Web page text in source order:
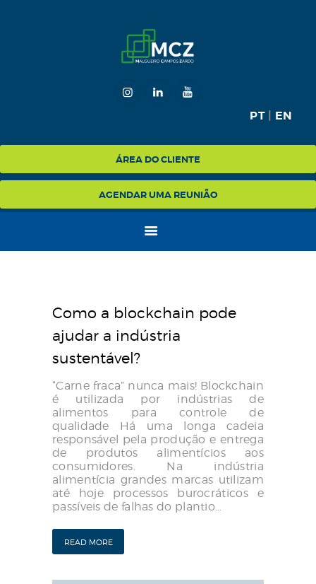
PT| EN
ÁREA DO CLIENTE
AGENDAR UMA REUNIÃO
NA MÍDIA
BLOG
CONTATO
Como a blockchain pode
ajudar a indústria
sustentável?
“Carne fraca” nunca mais! Blockchain
é utilizada por indústrias de
alimentos para controle de
qualidade Há uma longa cadeia
responsável pela produção e entrega
de produtos alimentícios aos
consumidores. Na indústria
alimentícia grandes marcas utilizam
até hoje processos burocráticos e
passíveis de falhas do plantio…
READ MORE